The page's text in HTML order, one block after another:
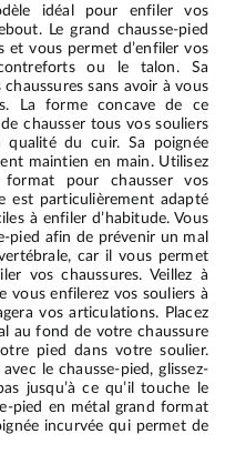
idéal pour enfiler vos
Le grand chausse-pied
et vous permet d’enfiler vos
ou le talon. Sa
sans avoir à vous
La forme concave de ce
chausser tous vos souliers
du cuir. Sa poignée
maintien en main. Utilisez
pour chausser vos
est particulièrement adapté
à enfiler d’habitude. Vous
pied afin de prévenir un mal
car il vous permet
vos chaussures. Veillez à
vous enfilerez vos souliers à
vos articulations. Placez
au fond de votre chaussure
pied dans votre soulier.
le chausse-pied, glissez-
jusqu’à ce qu’il touche le
pied en métal grand format
incurvée qui permet de